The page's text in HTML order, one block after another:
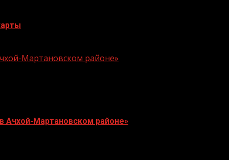
Мартановском районе»
Ачхой-Мартановском районе»